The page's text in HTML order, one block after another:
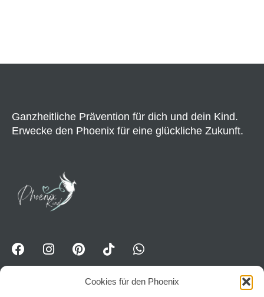
Cookies für den Phoenix
Ganzheitliche Prävention für dich und dein Kind.
Erwecke den Phoenix für eine glückliche Zukunft.